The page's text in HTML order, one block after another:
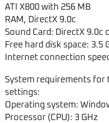
ATI X800 with 256 MB
RAM, DirectX 9.0c
Sound Card: DirectX 9.0c
Free hard disk space: 3.5
Internet connection
System requirements for
settings:
Operating system:
Processor (CPU): 3 GHz